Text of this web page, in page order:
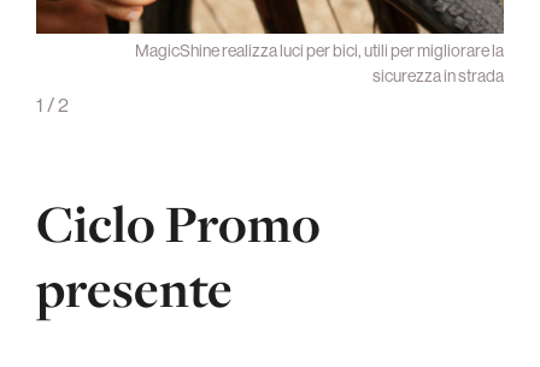
MagicShine realizza luci per bici, utili per migliorare la
sicurezza in strada
1 / 2
Ciclo Promo
presente